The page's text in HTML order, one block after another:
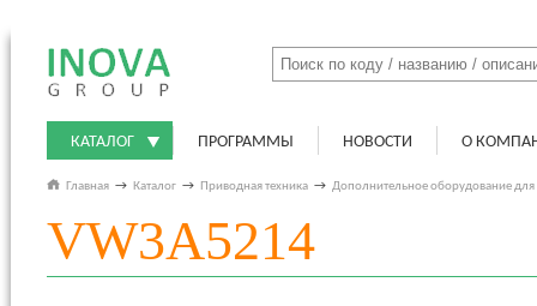
КАТАЛОГ ПРОГРАММЫ НОВОСТИ О
Главная → Каталог → Приводная техника → Дополнительное оборудование
VW3A5214